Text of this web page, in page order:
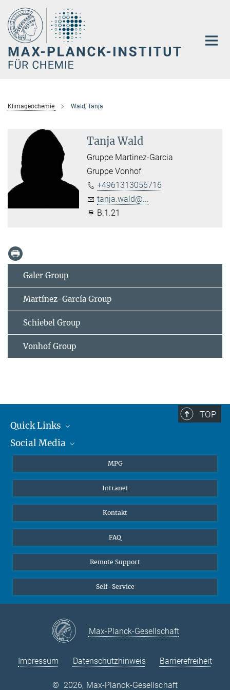
Hauptinhalt
Klimageochemie Wald, Tanja
Tanja Wald
Gruppe Martinez-Garcia
Gruppe Vonhof
+4961313056716
tanja.wald@...
B.1.21
Galer Group
Martínez-García Group
Schiebel Group
Vonhof Group
TOP
Quick Links
Journalisten
Social Media
Instagram
YouTube
MPG
Intranet
Kontakt
FAQ
Remote Support
Self-Service
Max-Planck-Gesellschaft
Impressum Datenschutzhinweis Barrierefreiheit
© 2026, Max-Planck-Gesellschaft